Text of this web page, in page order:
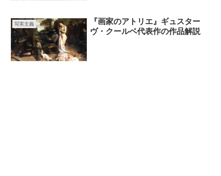
写実主義
『画家のアトリエ』ギュスター
ヴ・クールベ代表作の作品解説